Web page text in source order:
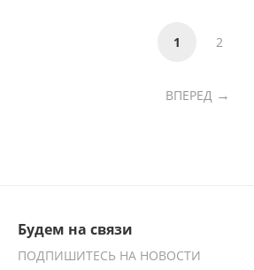
1 2
ВПЕРЕД
Будем на связи
ПОДПИШИТЕСЬ НА НОВОСТИ